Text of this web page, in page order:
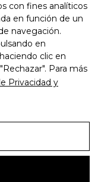
con fines analíticos
en función de un
navegación.
en
clic en
Para más
Privacidad y